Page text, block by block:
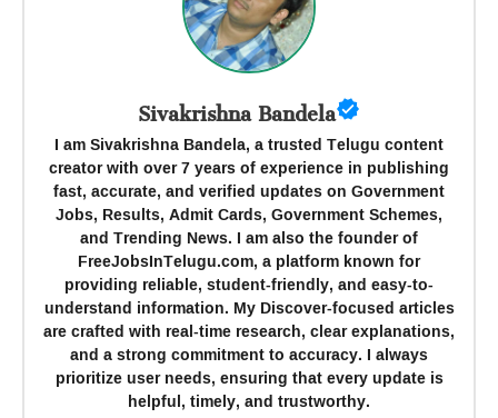
Sivakrishna Bandela
I am Sivakrishna Bandela, a trusted Telugu content
creator with over 7 years of experience in publishing
fast, accurate, and verified updates on Government
Jobs, Results, Admit Cards, Government Schemes,
and Trending News. I am also the founder of
FreeJobsInTelugu.com, a platform known for
providing reliable, student-friendly, and easy-to-
understand information. My Discover-focused articles
are crafted with real-time research, clear explanations,
and a strong commitment to accuracy. I always
prioritize user needs, ensuring that every update is
helpful, timely, and trustworthy.